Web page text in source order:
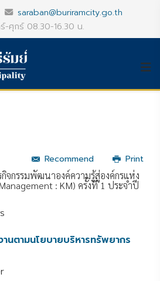
saraban@buriramcity.go.th
-ศุกร์ 08.30-16.30 น.
Recommend
Print
กิจกรรมพัฒนาองค์ความรู้สู่องค์กรแห่ง
: KM) ครั้งที่ 1 ประจำปี
านตามนโยบายบริหารทรัพยากร